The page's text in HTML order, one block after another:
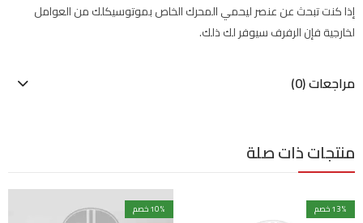
إذا كنت تبحث عن عنصر ليحمي المحرك الخاص بموتوسيكلك من العوامل
لخارجية فإن الرفرف سيوفر لك ذلك.
مراجعات (0)
منتجات ذات صلة
13% خصم 10% خصم